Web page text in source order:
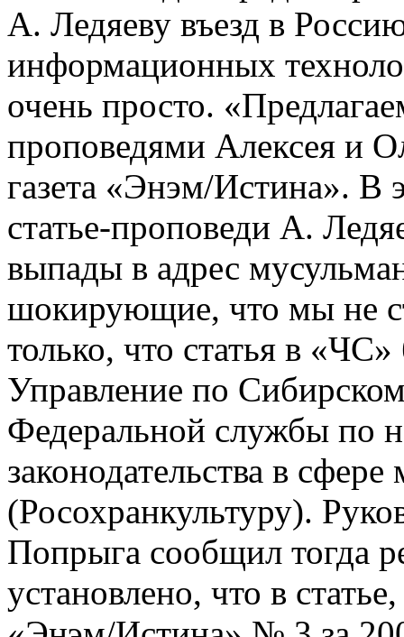
А. Ледяеву въезд в
информационных
очень просто.
проповедями Алексея и
газета «Энэм/Истина». В
статье-проповеди А.
выпады в адрес
шокирующие, что мы не
только, что статья в
Управление по
Федеральной службы по
законодательства в
(Росохранкультуру).
Попрыга сообщил тогда
установлено, что в